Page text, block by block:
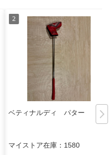
ベティナルディ パター
マイストア在庫： 1580